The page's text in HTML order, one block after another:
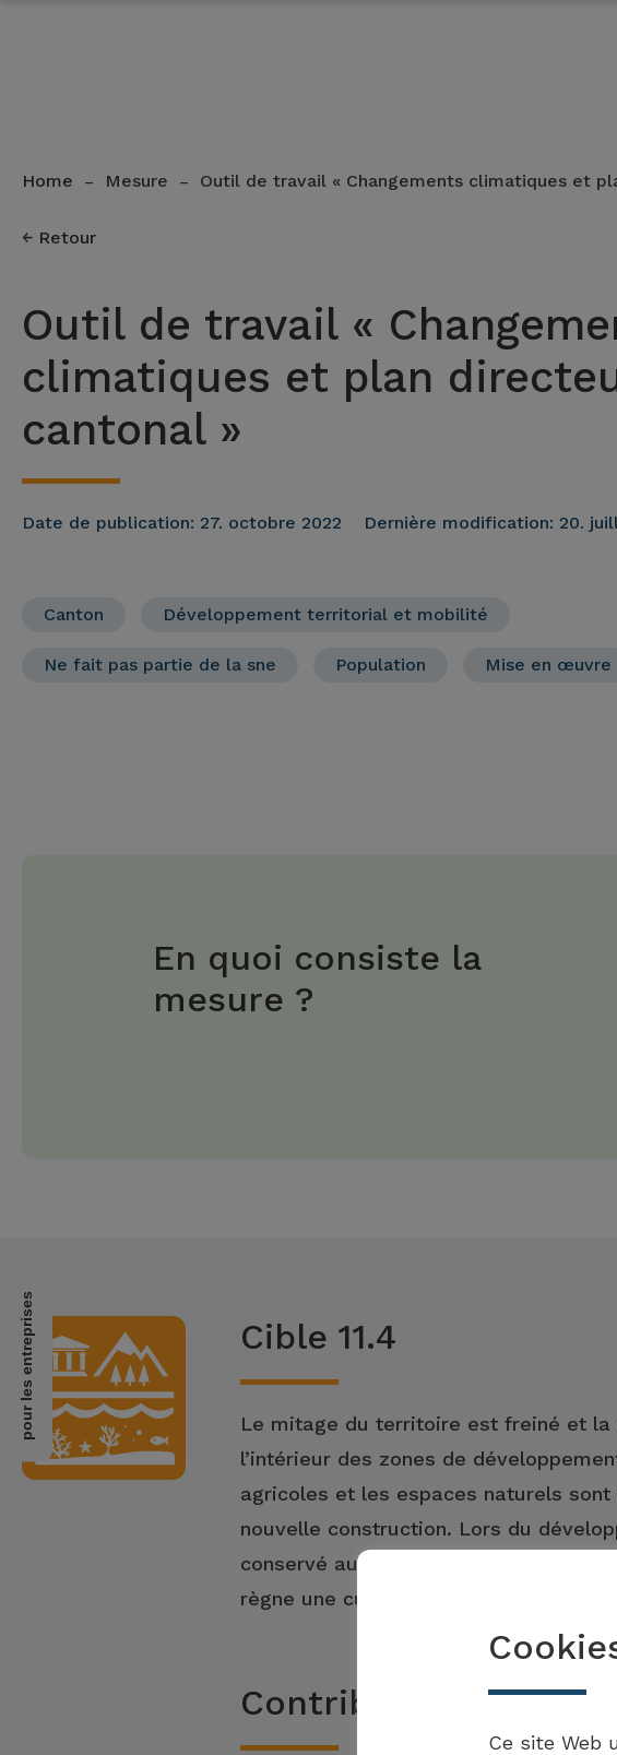
Home – Mesure – Outil de travail « Changements climatiques et
Retour
Outil de travail «
climatiques et plan
cantonal »
Date de publication: 27. octobre 2022 Dernière modification: 20.
Canton Développement territorial et mobilité
Ne fait pas partie de la sne Population Mise en œuvre
En quoi consiste la
mesure ?
Cible 11.4
Le mitage du territoire est freiné et la
l’intérieur des zones de
agricoles et les espaces naturels
nouvelle construction. Lors du
conservé autant que possible, lors de
règne une culture du bâti de grande
Contribution de la
pour les entreprises
Ce site Web